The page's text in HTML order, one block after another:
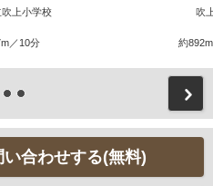
上小学校
／10分
吹
約
合わせする(無料)